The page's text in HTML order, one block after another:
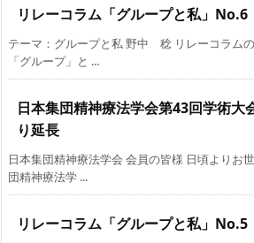
リレーコラム「グループと私」No.6
テーマ：グループと私 野中 稔 リレーコラム
「グループ」と ...
日本集団精神療法学会第43回学術大
り延長
日本集団精神療法学会 会員の皆様 日頃よりお
団精神療法学 ...
リレーコラム「グループと私」No.5